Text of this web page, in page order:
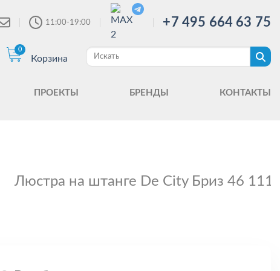
11:00-19:00 +7 495 664 63 75
0
Корзина
ПРОЕКТЫ БРЕНДЫ КОНТАКТЫ
Люстра на штанге De City Бриз 46